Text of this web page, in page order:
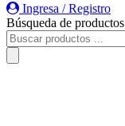
Ingresa / Registro
Búsqueda de productos